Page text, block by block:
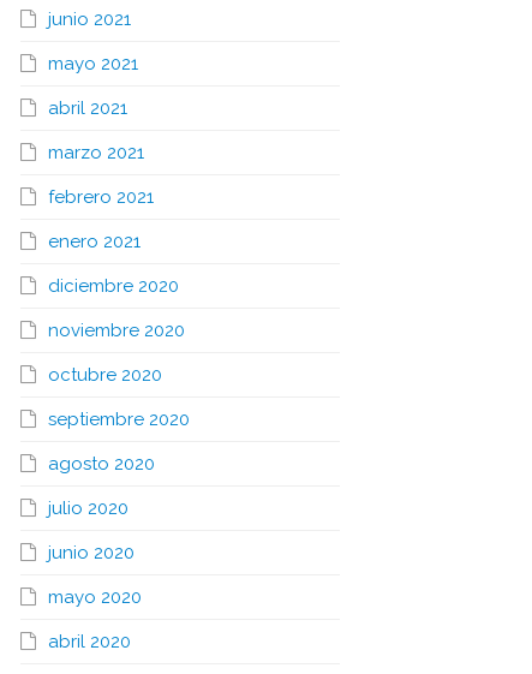
junio 2021
mayo 2021
abril 2021
marzo 2021
febrero 2021
enero 2021
diciembre 2020
noviembre 2020
octubre 2020
septiembre 2020
agosto 2020
julio 2020
junio 2020
mayo 2020
abril 2020